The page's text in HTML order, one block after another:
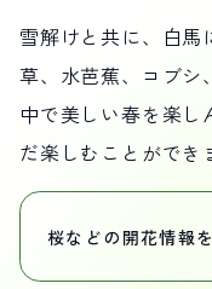
雪解けと共に、白馬
草、水芭蕉、コブシ
中で美しい春を楽し
だ楽しむことができ
桜などの 開花情報を